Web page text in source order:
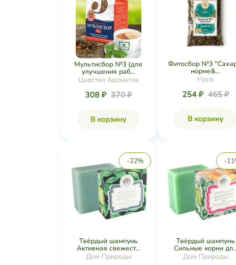
Мультисбор №3 (для
улучшения раб...
Царство Ароматов
308 ₽ 370 ₽
В корзину
Фитосбор №3
норме&...
Floris
254 ₽ 465 ₽
В корзину
-22%
Твёрдый шампунь
Активная свежест...
Дом Природы
-
Твёрдый шампунь
Сильные корни
Дом Природы